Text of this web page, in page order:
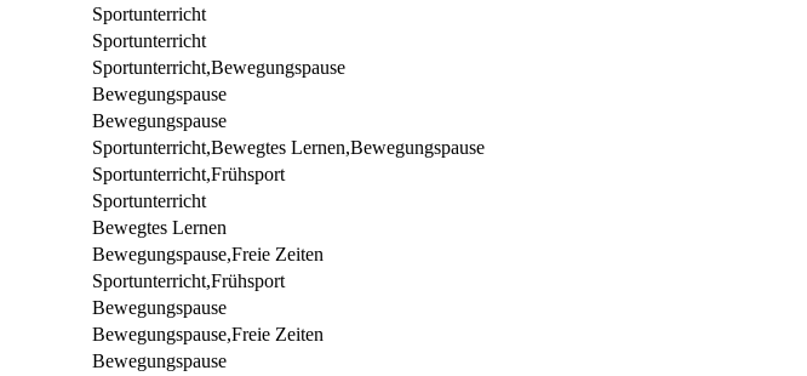
Sportunterricht
Sportunterricht
Sportunterricht,Bewegungspause
Bewegungspause
Bewegungspause
Sportunterricht,Bewegtes Lernen,Bewegungspause
Sportunterricht,Frühsport
Sportunterricht
Bewegtes Lernen
Bewegungspause,Freie Zeiten
Sportunterricht,Frühsport
Bewegungspause
Bewegungspause,Freie Zeiten
Bewegungspause